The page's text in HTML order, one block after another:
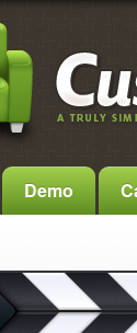
Demo